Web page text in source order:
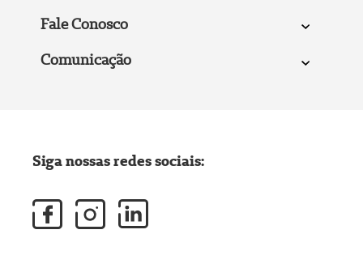
Fale Conosco
Comunicação
Siga nossas redes sociais: